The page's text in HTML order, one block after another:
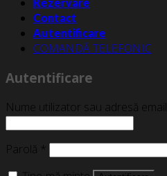
Contact
Autentificare
COMANDĂ TELEFONIC
Autentificare
Nume utilizator sau adresă email
Parolă *